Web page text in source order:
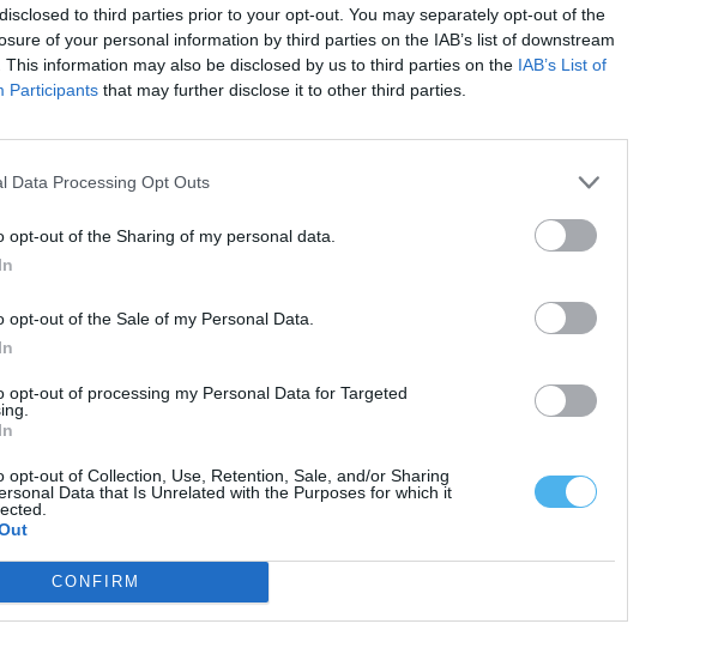
to third parties prior to your opt-out. You may separately opt-out of the
of your personal information by third parties on the IAB’s list of downstream
This information may also be disclosed by us to third parties on the IAB’s List of
Participants that may further disclose it to other third parties.
Data Processing Opt Outs
opt-out of the Sharing of my personal data.
opt-out of the Sale of my Personal Data.
opt-out of processing my Personal Data for Targeted
opt-out of Collection, Use, Retention, Sale, and/or Sharing
Data that Is Unrelated with the Purposes for which it
CONFIRM
entre Portugal e Croácia, com muitos
nacional.
Edition, que mantiveram o ambiente festivo
terminou com DJ Pekedy, que prolongou a
com um programa que reúne música,